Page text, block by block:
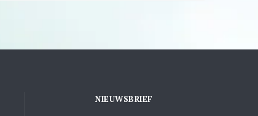
NIEUWSBRIEF